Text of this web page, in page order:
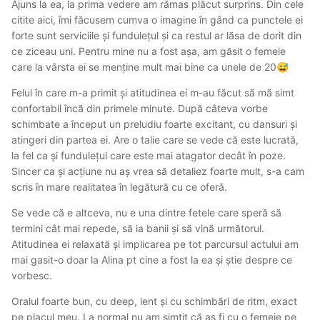
meritat din plin
Ambele finalizări au fost CIM-uri intense, fără grabă, luând
și ultima picătura și dincolo de ea și nu s-a grăbit în niciun
fel
Ce e cert este că femeia este acolo cu tine mereu, îți mai
vorbește și dirty, chiar se comportă fain și chiar mai te și
tachinează într-un mod drăguț, deci categoric te simți ca
și cu o iubită, ceea ce e un mare +
Ca și concluzie: eu o recomand pe Ela, chiar dacă poate
părea scump la prima vedere, chiar se/te f*te așa cum
trebuie femeia!🔥🔥
Iar dacă știi să te comporți frumos cu ea, cu siguranță va
da tot ce are ea mai bun pentru ca tu să te simți bine și îi
va ieși.
Ajuns la ea, la prima vedere am rămas plăcut surprins. Din cele
citite aici, îmi făcusem cumva o imagine în gând ca punctele ei
forte sunt serviciile și fundulețul și ca restul ar lăsa de dorit din
ce ziceau uni. Pentru mine nu a fost așa, am găsit o femeie
care la vârsta ei se menține mult mai bine ca unele de 20😅
Felul în care m-a primit și atitudinea ei m-au făcut să mă simt
confortabil încă din primele minute. După câteva vorbe
schimbate a început un preludiu foarte excitant, cu dansuri și
atingeri din partea ei. Are o talie care se vede că este lucrată,
la fel ca și fundulețul care este mai atagator decât în poze.
Sincer ca și acțiune nu aș vrea să detaliez foarte mult, s-a cam
scris în mare realitatea în legătură cu ce oferă.
Se vede că e altceva, nu e una dintre fetele care speră să
termini cât mai repede, să ia banii și să vină următorul.
Atitudinea ei relaxată și implicarea pe tot parcursul actului am
mai gasit-o doar la Alina pt cine a fost la ea și știe despre ce
vorbesc.
Oralul foarte bun, cu deep, lent și cu schimbări de ritm, exact
pe placul meu. La normal nu am simțit că aș fi cu o femeie pe